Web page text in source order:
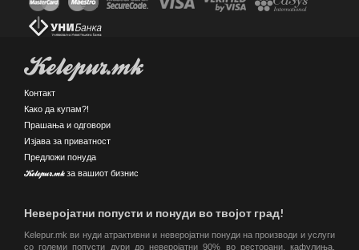
Kelepur.mk
Контакт
Како да купам?!
Прашања и одговори
Изјава за приватност
Предложи понуда
Kelepur.mk за вашиот бизнис
Неверојатни попусти и понуди во твојот град!
Kelepur.mk ви нуди атрактивни и неверојатни понуди на производи и услуги
со големи попусти дури до неверојатни 90% во ресторани, кафулиња,